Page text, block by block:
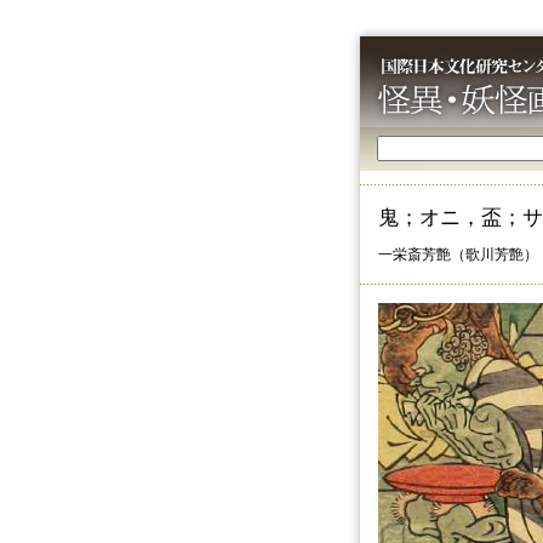
鬼；オニ，盃；
一栄斎芳艶（歌川芳艶）